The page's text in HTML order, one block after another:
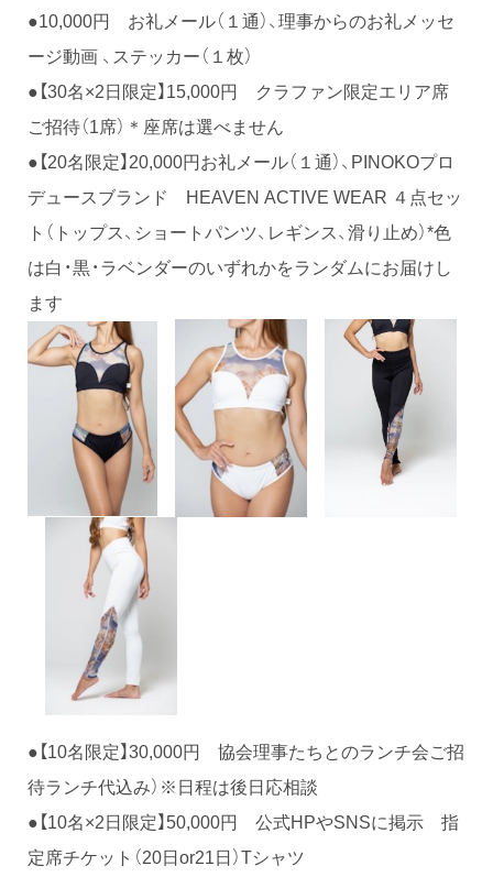
●10,000円 お礼メール（１通）、理事からのお礼メッセ
ージ動画 、ステッカー（１枚）
●【30名×2日限定】15,000円 クラファン限定エリア席
ご招待（1席）＊座席は選べません
●【20名限定】20,000円お礼メール（１通）、PINOKOプロ
デュースブランド HEAVEN ACTIVE WEAR ４点セッ
ト（トップス、ショートパンツ、レギンス、滑り止め）*色
は白・黒・ラベンダーのいずれかをランダムにお届けし
ます
●【10名限定】30,000円 協会理事たちとのランチ会ご招
待ランチ代込み）※日程は後日応相談
●【10名×2日限定】50,000円 公式HPやSNSに掲示 指
定席チケット（20日or21日）Tシャツ